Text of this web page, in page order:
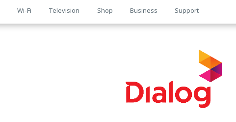
Wi-Fi Television Shop Business Support